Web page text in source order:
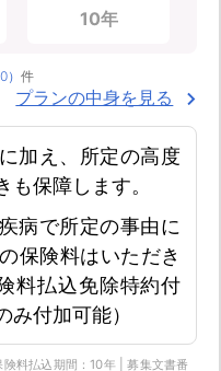
10年
） 件
プランの中身を見る
加え、所定の高度
保障します。
病で所定の事由に
保険料はいただき
料払込免除特約付
付加可能）
料払込期間：10年 | 募集文書番